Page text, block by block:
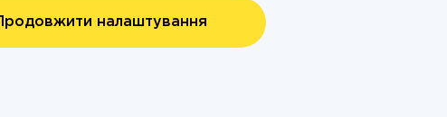
Продовжити налаштування